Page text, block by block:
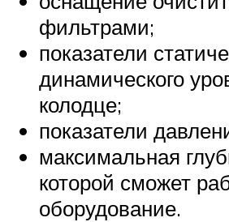
фильтрами;
показатели
динамического
колодце;
показатели
максимальная
которой сможет
оборудование.